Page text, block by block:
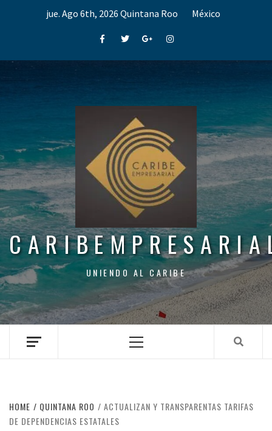
jue. Ago 6th, 2026 Quintana Roo México
FacebookTwitterGoogle+Instagram
UNIENDO AL CARIBE
Menu
HOME QUINTANA ROO
ACTUALIZAN Y TRANSPARENTAS TARIFAS
DE DEPENDENCIAS ESTATALES